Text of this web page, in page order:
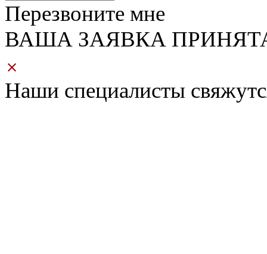
Перезвоните мне
ВАША ЗАЯВКА
Наши специалисты